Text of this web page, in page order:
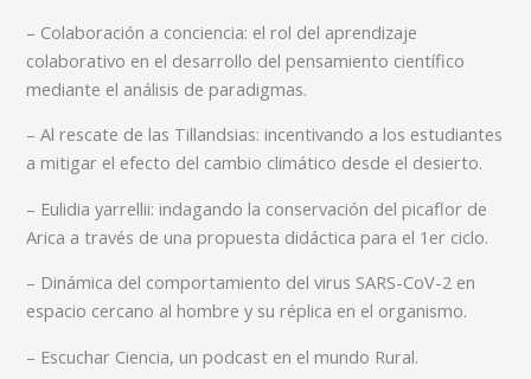
– Colaboración a conciencia: el rol del aprendizaje
colaborativo en el desarrollo del pensamiento científico
mediante el análisis de paradigmas.
– Al rescate de las Tillandsias: incentivando a los estudiantes
a mitigar el efecto del cambio climático desde el desierto.
– Eulidia yarrellii: indagando la conservación del picaflor de
Arica a través de una propuesta didáctica para el 1er ciclo.
– Dinámica del comportamiento del virus SARS-CoV-2 en
espacio cercano al hombre y su réplica en el organismo.
– Escuchar Ciencia, un podcast en el mundo Rural.